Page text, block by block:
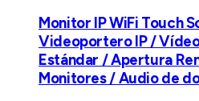
Monitor IP WiFi Touch
Videoportero IP /
Estándar / Apertura
Monitores / Audio de